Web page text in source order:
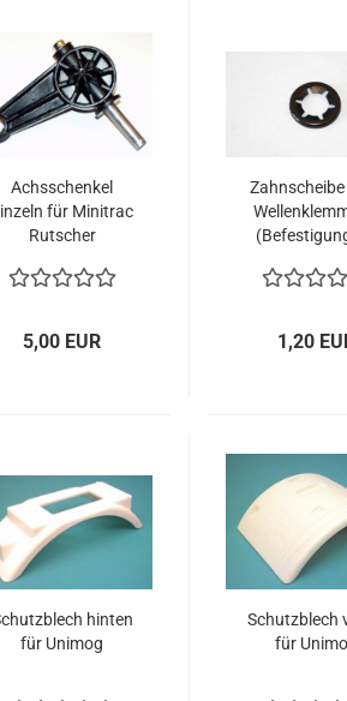
Achsschenkel
für Minitrac
Rutscher
5,00 EUR 1,20
hinten
für Unimog
Schutzblech
für